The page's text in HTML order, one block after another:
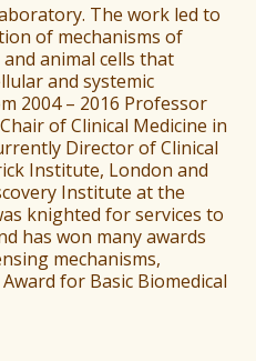
The work led to
of mechanisms of
animal cells that
and systemic
2004 – 2016 Professor
of Clinical Medicine in
Director of Clinical
Institute, London and
Institute at the
knighted for services to
has won many awards
mechanisms,
for Basic Biomedical